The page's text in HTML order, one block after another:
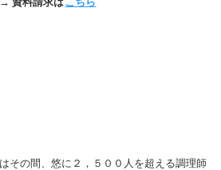
その間、悠に２，５００人を超える調理師